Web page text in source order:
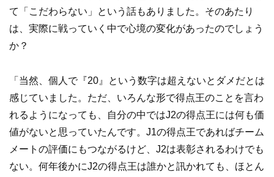
て「こだわらない」という話もありました。そのあたり
は、実際に戦っていく中で心境の変化があったのでしょう
か？
「当然、個人で『20』という数字は超えないとダメだとは
感じていました。ただ、いろんな形で得点王のことを言わ
れるようになっても、自分の中ではJ2の得点王には何も価
値がないと思っていたんです。J1の得点王であればチーム
メートの評価にもつながるけど、J2は表彰されるわけでも
ない。何年後かにJ2の得点王は誰かと訊かれても、ほとん